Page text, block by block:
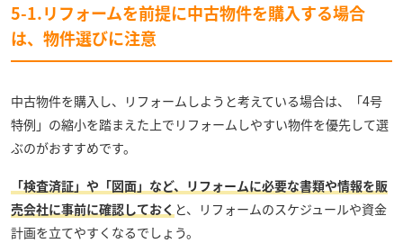
5-1.リフォームを前提に中古物件を購入する場合
は、物件選びに注意
中古物件を購入し、リフォームしようと考えている場合は、「4号
特例」の縮小を踏まえた上でリフォームしやすい物件を優先して選
ぶのがおすすめです。
「検査済証」や「図面」など、リフォームに必要な書類や情報を販
売会社に事前に確認しておく と、リフォームのスケジュールや資金
計画を立てやすくなるでしょう。